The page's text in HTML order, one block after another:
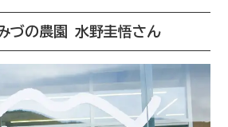
づの農園 水野圭悟さん